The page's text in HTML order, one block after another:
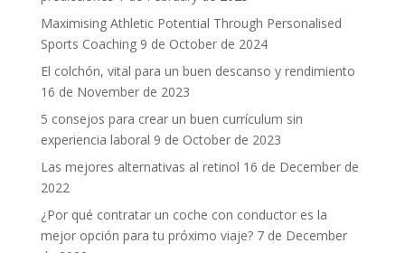
Maximising Athletic Potential Through Personalised
Sports Coaching 9 de October de 2024
El colchón, vital para un buen descanso y rendimiento
16 de November de 2023
5 consejos para crear un buen currículum sin
experiencia laboral 9 de October de 2023
Las mejores alternativas al retinol 16 de December de
2022
¿Por qué contratar un coche con conductor es la
mejor opción para tu próximo viaje? 7 de December